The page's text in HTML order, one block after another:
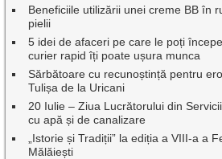
Beneficiile utilizării unei creme BB în
pielii
5 idei de afaceri pe care le poți
curier rapid îți poate ușura munca
Sărbătoare cu recunoștință pentru
Tulișa de la Uricani
20 Iulie – Ziua Lucrătorului din
cu apă și de canalizare
„Istorie și Tradiții” la ediția a VIII-a a
Mălăiești